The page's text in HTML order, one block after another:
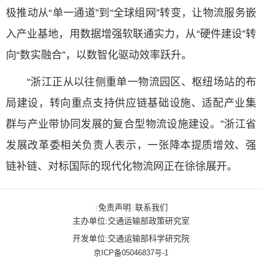
极推动从“单一通道”到“全球组网”转变，让物流服务嵌
入产业基地，用数据增强软联通实力，从“硬件建设”转
向“数实融合”，以数智化驱动效率跃升。
“浙江正从以往侧重单一物流园区、枢纽场站的布
局建设，转向重点支持供应链基础设施、适配产业集
群与产业带协同发展的复合型物流设施建设。”浙江省
发展改革委相关负责人表示，一张降本提质增效、强
链补链、对标国际的现代化物流网正在徐徐展开。
| 免责声明 | 联系我们
主办单位:交通运输部政策研究室
开发单位:交通运输部科学研究院
京ICP备05046837号-1